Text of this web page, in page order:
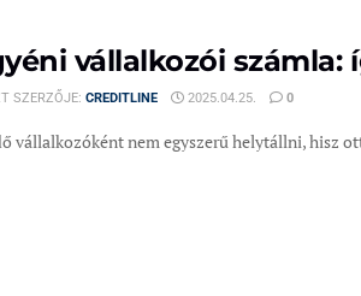
vállalkozói számla:
SZERZŐJE: CREDITLINE 2025.04.25. 0
vállalkozóként nem egyszerű helytállni, hisz